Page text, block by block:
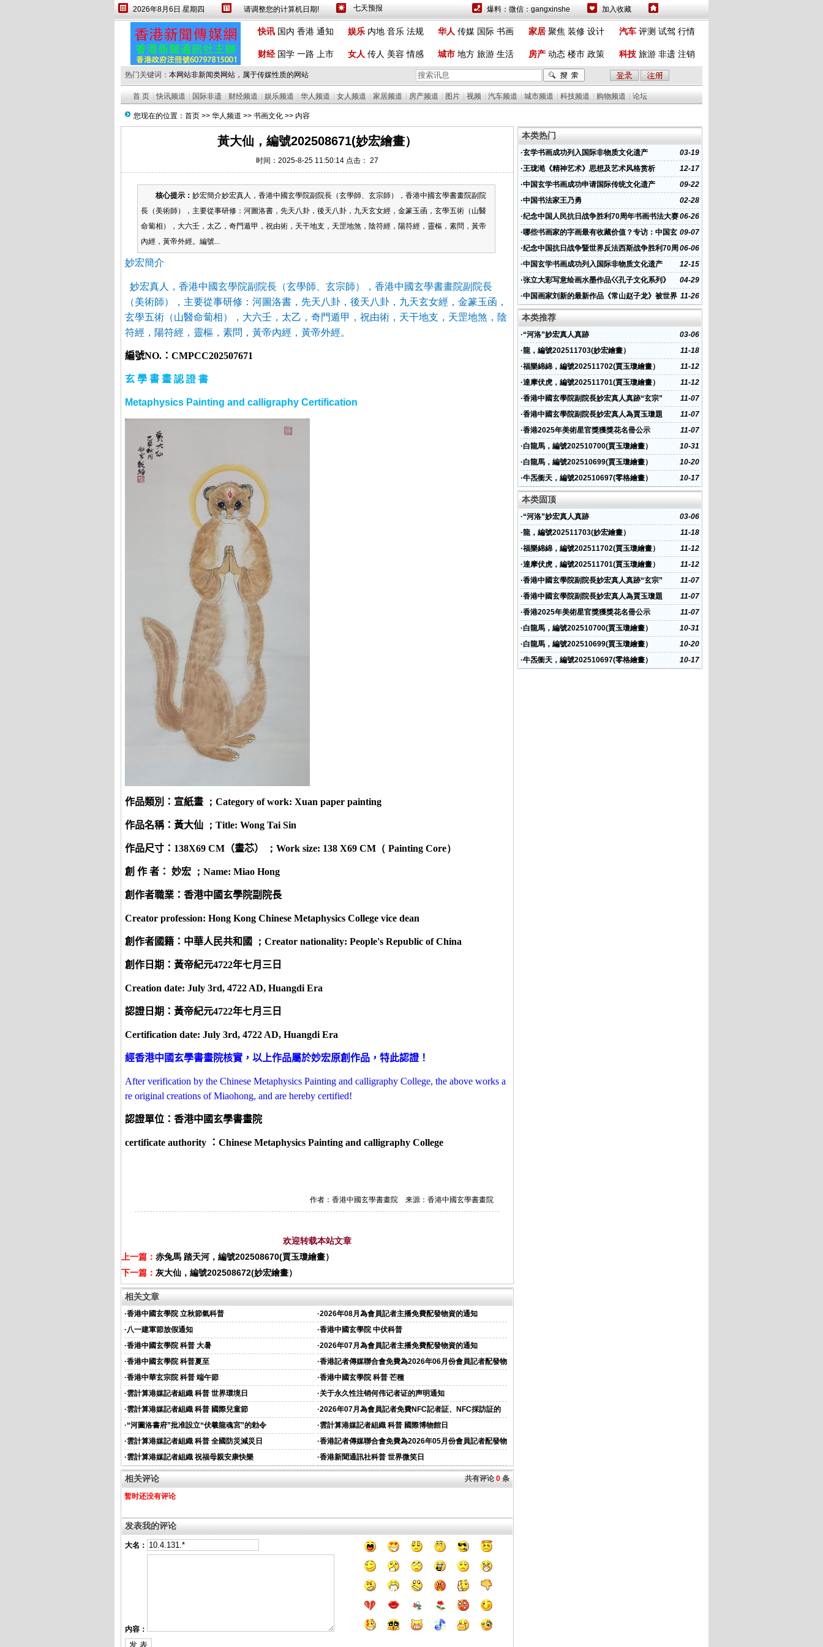
2026年8月6日 星期四 请调整您的计算机日期! 爆料：微信：gangxinshe 加入收藏
设为首页 繁體 快讯 国内 香港 通知 娱乐 内地 音乐 法规 华人 传媒 国际 书画 家居 聚焦 装修 设计 汽车 评测 试驾 行情
财经 国学 一路 上市 女人 传人 美容 情感 城市 地方 旅游 生活 房产 动态 楼市 政策 科技 旅游 非遗 注销
热门关键词： 本网站非新闻类网站，属于传媒性质的网站
首 页 |快讯频道 国际非遗 财经频道 娱乐频道 华人频道 女人频道 家居频道 房产频道 图片 视频 汽车频道 城市频道 科技频道 购物频道 论坛
您现在的位置： 首页 >> 华人频道 >> 书画文化 >> 内容
黃大仙，編號202508671(妙宏繪畫）
时间：2025-8-25 11:50:14 点击： 27
核心提示： 妙宏簡介妙宏真人，香港中國玄學院副院長（玄學師、玄宗師），香港中國玄學書畫院副院
長（美術師），主要從事研修：河圖洛書，先天八卦，後天八卦，九天玄女經，金篆玉函，玄學五術（山醫
命蔔相），大六壬，太乙，奇門遁甲，祝由術，天干地支，天罡地煞，陰符經，陽符經，靈樞，素問，黃帝
內經，黃帝外經。編號...
妙宏簡介
妙宏真人，香港中國玄學院副院長（玄學師 、玄宗師），香港中國玄學書畫院副院長
（美術師），主要從事研修：河圖洛書，先天八卦，後天八卦，九天玄女經，金篆玉函，
玄學五術（山醫命蔔相），大六壬，太乙，奇門遁甲，祝由術，天干地支，天罡地煞，陰
符經，陽符經，靈樞，素問，黃帝內經，黃帝外經。
編號NO. ： CMPCC202507671
玄 學 書 畫 認 證 書
Metaphysics Painting and calligraphy Certification
作品類別：宣紙畫 ； Category of work: Xuan paper painting
作品名稱： 黃大仙 ； Title: Wong Tai Sin
作品尺寸： 138X69 CM （畫芯） ； Work size: 138 X69 CM （ Painting Core）
創 作 者： 妙宏 ； Name: Miao Hong
創作者職業：香港中國玄學院副院長
Creator profession: Hong Kong Chinese Metaphysics College vice dean
創作者國籍：中華人民共和國 ； Creator nationality: People's Republic of China
創作日期：黃帝紀元4722年七月三日
Creation date: July 3rd, 4722 AD, Huangdi Era
認證日期：黃帝紀元4722年七月三日
Certification date: July 3rd, 4722 AD, Huangdi Era
經香港中國玄學書畫院核實，以上作品屬於妙宏原創作品，特此認證！
After verification by the Chinese Metaphysics Painting and calligraphy College, the above works a
re original creations of Miaohong, and are hereby certified!
認證單位 ：香港中國玄學書畫院
certificate authority ： Chinese Metaphysics Painting and calligraphy College
作者：香港中國玄學書畫院 来源：香港中國玄學書畫院
欢迎转载本站文章
上一篇： 赤兔馬 踏天河，編號202508670(賈玉瓊繪畫）
下一篇： 灰大仙，編號202508672(妙宏繪畫）
相关文章
·香港中國玄學院 立秋節氣科普 ·2026年08月為會員記者主播免費配發物資的通知
·八一建軍節放假通知 ·香港中國玄學院 中伏科普
·香港中國玄學院 科普 大暑 ·2026年07月為會員記者主播免費配發物資的通知
·香港中國玄學院 科普夏至 ·香港記者傳媒聯合會免費為2026年06月份會員記者配發物
資的通知
·香港中華玄宗院 科普 端午節 ·香港中國玄學院 科普 芒種
·雲計算港媒記者組織 科普 世界環境日 ·关于永久性注销何伟记者证的声明通知
·雲計算港媒記者組織 科普 國際兒童節 ·2026年07月為會員記者免費NFC記者証、NFC採訪証的
通知
·“河圖洛書府”批准設立“伏羲龍魂宮”的勅令 ·雲計算港媒記者組織 科普 國際博物館日
·雲計算港媒記者組織 科普 全國防災減災日 ·香港記者傳媒聯合會免費為2026年05月份會員記者配發物
資的通知
·雲計算港媒記者組織 祝福母親安康快樂 ·香港新聞通訊社科普 世界微笑日
共有评论0 条
相关评论
暂时还没有评论
发表我的评论
大名：
内容：
本类热门
03-19
·玄学书画成功列入国际非物质文化遗产
12-17
·王珑澔《精神艺术》思想及艺术风格赏析
09-22
·中国玄学书画成功申请国际传统文化遗产
02-28
·中国书法家王乃勇
06-26
·纪念中国人民抗日战争胜利70周年书画书法大赛
圆满落幕
09-07
·哪些书画家的字画最有收藏价值？专访：中国玄
学书画联合会
06-06
·纪念中国抗日战争暨世界反法西斯战争胜利70周
年书画书法宣传月
12-15
·中国玄学书画成功列入国际非物质文化遗产
04-29
·张立大彩写意绘画水墨作品巜孔子文化系列》
11-26
·中国画家刘新的最新作品《常山赵子龙》被世界
韩商总联合会收藏
本类推荐
03-06
·“河洛”妙宏真人真跡
11-18
·龍，編號202511703(妙宏繪畫）
11-12
·福樂綿綿，編號202511702(賈玉瓊繪畫）
11-12
·達摩伏虎，編號202511701(賈玉瓊繪畫）
11-07
·香港中國玄學院副院長妙宏真人真跡“玄宗”
11-07
·香港中國玄學院副院長妙宏真人為賈玉瓊題
詞“玉瓊國畫堂”
11-07
·香港2025年美術星官獎獲獎花名冊公示
10-31
·白龍馬，編號202510700(賈玉瓊繪畫）
10-20
·白龍馬，編號202510699(賈玉瓊繪畫）
10-17
·牛炁衝天，編號202510697(零格繪畫）
本类固顶
03-06
·“河洛”妙宏真人真跡
11-18
·龍，編號202511703(妙宏繪畫）
11-12
·福樂綿綿，編號202511702(賈玉瓊繪畫）
11-12
·達摩伏虎，編號202511701(賈玉瓊繪畫）
11-07
·香港中國玄學院副院長妙宏真人真跡“玄宗”
11-07
·香港中國玄學院副院長妙宏真人為賈玉瓊題
詞“玉瓊國畫堂”
11-07
·香港2025年美術星官獎獲獎花名冊公示
10-31
·白龍馬，編號202510700(賈玉瓊繪畫）
10-20
·白龍馬，編號202510699(賈玉瓊繪畫）
10-17
·牛炁衝天，編號202510697(零格繪畫）